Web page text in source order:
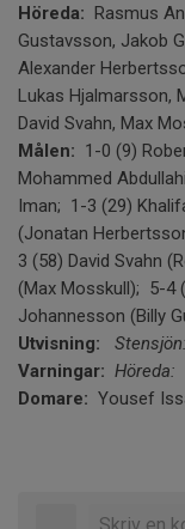
Höreda: Rasmus
Gustavsson, Jakob
Alexander
Lukas Hjalmarsson,
David Svahn, Max
Målen: 1-0 (9)
Mohammed
Iman; 1-3 (29)
(Jonatan
3 (58) David Svahn
(Max Mosskull); 5-4
Johannesson (Billy
Utvisning:
Stensjön:
Varningar: Höreda:
Domare: Yousef